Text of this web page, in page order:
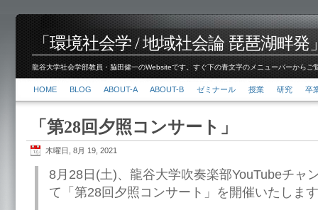
「環境社会学 / 地域社会論 琵琶湖畔発
龍谷大学社会学部教員・脇田健一のWebsiteです。すぐ下の青文字のメニューバーから
HOME BLOG ABOUT-A ABOUT-B ゼミナール 授業 研究 卒
「第28回夕照コンサート」
木曜日, 8月 19, 2021
8月28日(土)、龍谷大学吹奏楽部YouTubeチャ
て「第28回夕照コンサート」を開催いたしま